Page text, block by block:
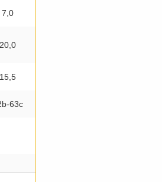
7,0
20,0
15,5
63c